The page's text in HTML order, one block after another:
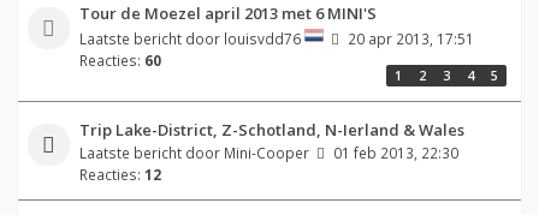
Tour de Moezel april 2013 met 6 MINI'S
Laatste bericht door louisvdd76
20 apr 2013, 17:51
Reacties: 60
1 2 3 4 5
Trip Lake-District, Z-Schotland, N-Ierland & Wales
Laatste bericht door Mini-Cooper
01 feb 2013, 22:30
Reacties: 12